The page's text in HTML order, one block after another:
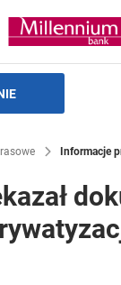
Bank Millennium
Informacje